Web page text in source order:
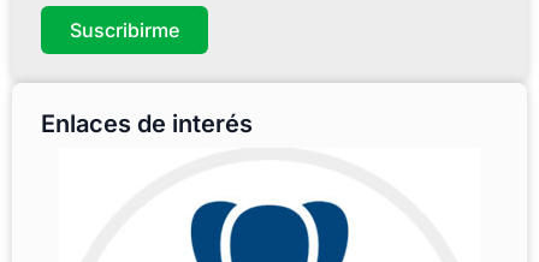
Suscribirme
Enlaces de interés